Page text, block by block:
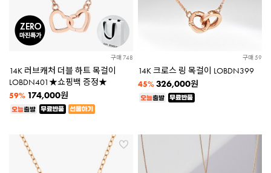
구매 748
14K 러브캐처 더블 하트 목걸이
LOBDN401★쇼핑백 증정★
59% 174,000원
구매 59
14K 크로스 링 목걸이 LOBDN399
45% 326,000원